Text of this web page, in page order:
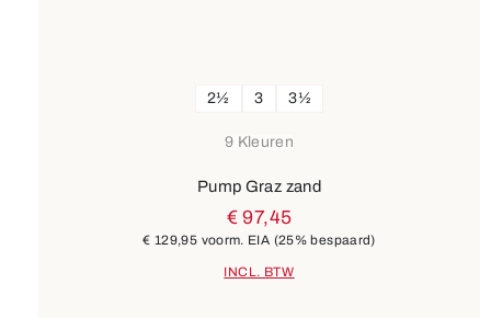
9 Kleuren
2½ 3 3½
Pump Graz zand
€ 97,45
€ 129,95 voorm. EIA (25% bespaard)
INCL. BTW